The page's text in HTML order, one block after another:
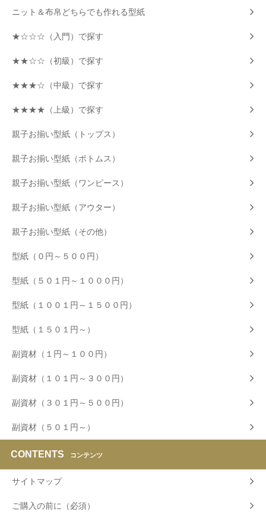
ニット＆布帛どちらでも作れる型紙
★☆☆☆（入門）で探す
★★☆☆（初級）で探す
★★★☆（中級）で探す
★★★★（上級）で探す
親子お揃い型紙（トップス）
親子お揃い型紙（ボトムス）
親子お揃い型紙（ワンピース）
親子お揃い型紙（アウター）
親子お揃い型紙（その他）
型紙（０円～５００円）
型紙（５０１円～１０００円）
型紙（１００１円～１５００円）
型紙（１５０１円～）
副資材（１円～１００円）
副資材（１０１円～３００円）
副資材（３０１円～５００円）
副資材（５０１円～）
CONTENTS コンテンツ
サイトマップ
ご購入の前に（必須）